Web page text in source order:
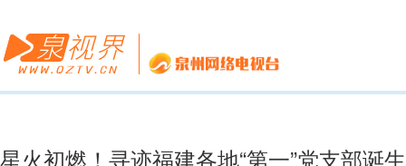
星火初燃！寻迹福建各地“第一”党支部诞